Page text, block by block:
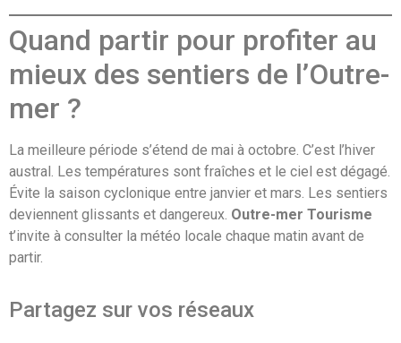
Quand partir pour profiter au
mieux des sentiers de l’Outre-
mer ?
La meilleure période s’étend de mai à octobre. C’est l’hiver
austral. Les températures sont fraîches et le ciel est dégagé.
Évite la saison cyclonique entre janvier et mars. Les sentiers
deviennent glissants et dangereux. Outre-mer Tourisme
t’invite à consulter la météo locale chaque matin avant de
partir.
Partagez sur vos réseaux